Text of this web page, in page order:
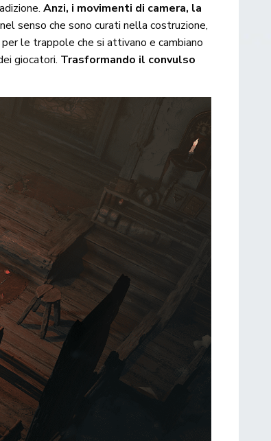
Anzi, i movimenti di camera, la
senso che sono curati nella costruzione,
le trappole che si attivano e cambiano
giocatori. Trasformando il convulso